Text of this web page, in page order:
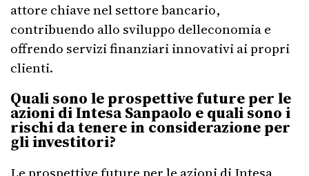
attore chiave nel settore bancario,
contribuendo allo sviluppo delleconomia e
offrendo servizi finanziari innovativi ai propri
clienti.
Quali sono le prospettive future per le
azioni di Intesa Sanpaolo e quali sono i
rischi da tenere in considerazione per
gli investitori?